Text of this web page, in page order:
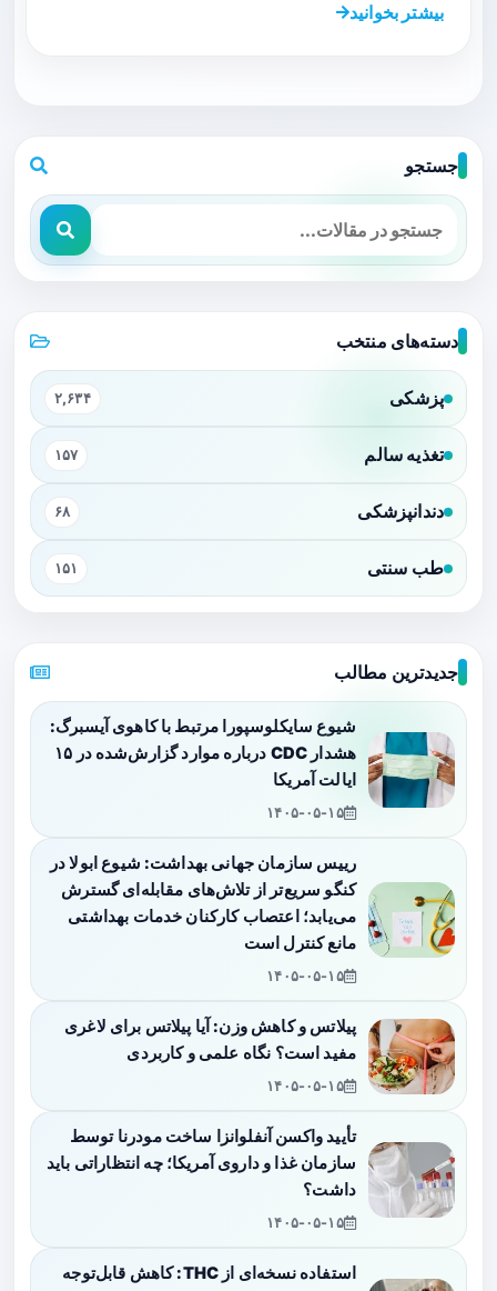
بیشتر بخوانید
جستجو
دسته‌های منتخب
پزشکی ۲,۶۳۴
تغذیه سالم ۱۵۷
دندانپزشکی ۶۸
طب سنتی ۱۵۱
جدیدترین مطالب
شیوع سایکلوسپورا مرتبط با کاهوی آیسبرگ:
هشدار CDC درباره موارد گزارش‌شده در ۱۵
ایالت آمریکا
۱۴۰۵-۰۵-۱۵
رییس سازمان جهانی بهداشت: شیوع ابولا در
کنگو سریع‌تر از تلاش‌های مقابله‌ای گسترش
می‌یابد؛ اعتصاب کارکنان خدمات بهداشتی
مانع کنترل است
۱۴۰۵-۰۵-۱۵
پیلاتس و کاهش وزن: آیا پیلاتس برای لاغری
مفید است؟ نگاه علمی و کاربردی
۱۴۰۵-۰۵-۱۵
تأیید واکسن آنفلوانزا ساخت مودرنا توسط
سازمان غذا و داروی آمریکا؛ چه انتظاراتی باید
داشت؟
۱۴۰۵-۰۵-۱۵
استفاده نسخه‌ای از THC: کاهش قابل‌توجه